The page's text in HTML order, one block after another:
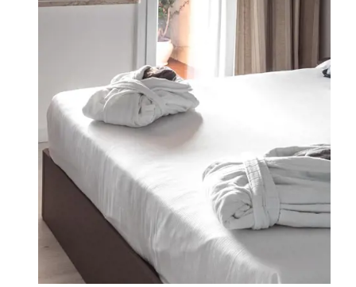
HOCHZEITEN
ERLEBNISSE
WO WIR SIND
FAMILIEN